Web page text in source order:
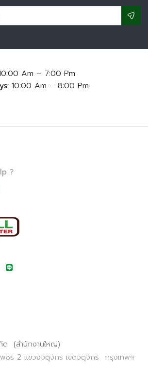
Am – 7:00 Pm
10:00 Am – 8:00 Pm
?
ด (สำนักงานใหญ่)
ชร 2 แขวงจตุจักร เขตจตุจักร กรุงเทพฯ